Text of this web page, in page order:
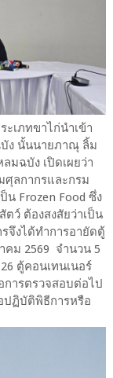
เภทขาไก่นำเข้า
ง นั้นนายภาณุ ลิ้ม
มฉบัง เปิดเผยว่า
ศุลกากรและกรม
Frozen Food ซึ่ง
ว์ ต้องสงสัยว่าเป็น
จึงได้ทำการอายัดตู้
คม 2569 จำนวน 5
ตู้คอนเทนเนอร์
การตรวจสอบต่อไป
ปฏิบัติพิธีการหรือ